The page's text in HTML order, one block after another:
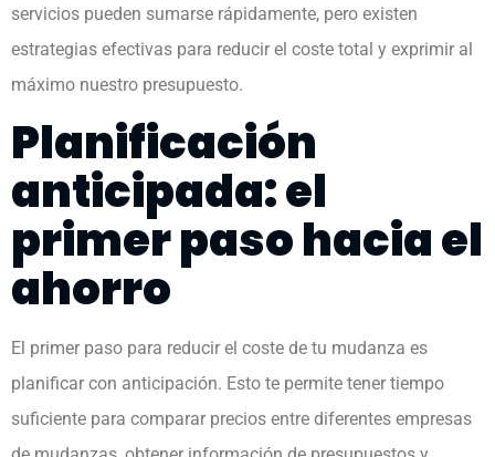
servicios pueden sumarse rápidamente, pero existen
estrategias efectivas para reducir el coste total y exprimir al
máximo nuestro presupuesto.
Planificación
anticipada: el
primer paso hacia el
ahorro
El primer paso para reducir el coste de tu mudanza es
planificar con anticipación. Esto te permite tener tiempo
suficiente para comparar precios entre diferentes empresas